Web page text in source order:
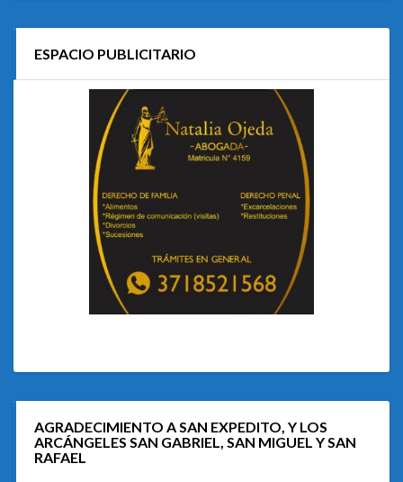
ESPACIO PUBLICITARIO
AGRADECIMIENTO A SAN EXPEDITO, Y LOS
ARCÁNGELES SAN GABRIEL, SAN MIGUEL Y SAN
RAFAEL